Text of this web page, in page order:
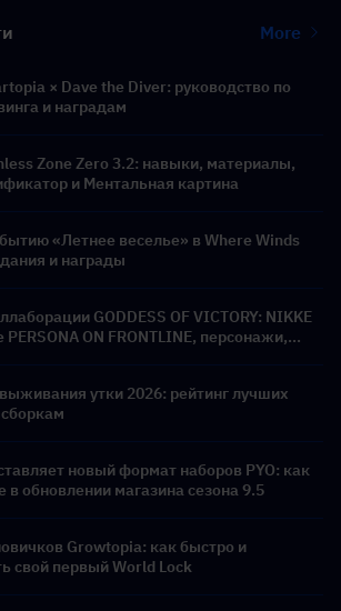
More
× Dave the Diver: руководство по
и наградам
Zone Zero 3.2: навыки, материалы,
и Ментальная картина
«Летнее веселье» в Where Winds
и награды
GODDESS OF VICTORY: NIKKE
ON FRONTLINE, персонажи,
утки 2026: рейтинг лучших
новый формат наборов PYO: как
в обновлении магазина сезона 9.5
Growtopia: как быстро и
свой первый World Lock